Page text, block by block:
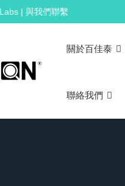
| 與我們聯繫
關於百佳泰
聯絡我們